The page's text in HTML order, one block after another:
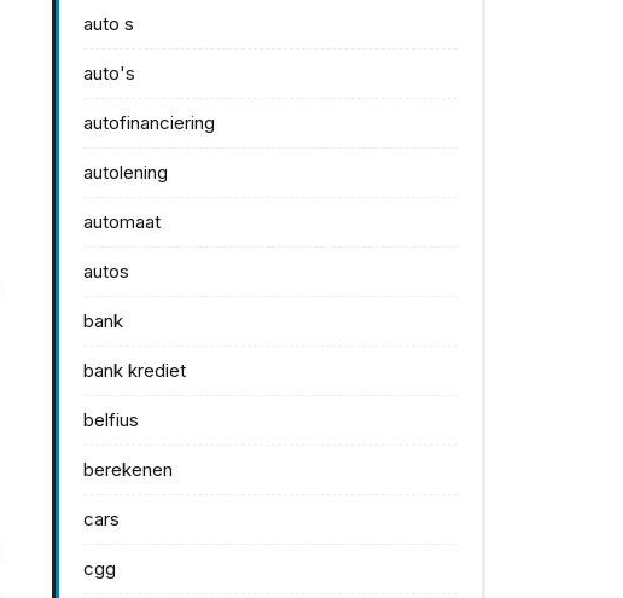
auto s
auto's
autofinanciering
autolening
automaat
autos
bank
bank krediet
belfius
berekenen
cars
cgg